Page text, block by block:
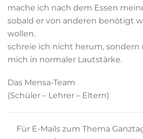
mache ich nach dem Essen
sobald er von anderen benötigt
wollen.
schreie ich nicht herum, sondern
mich in normaler Lautstärke.
Das Mensa-Team
(Schüler – Lehrer – Eltern)
Für E-Mails zum Thema